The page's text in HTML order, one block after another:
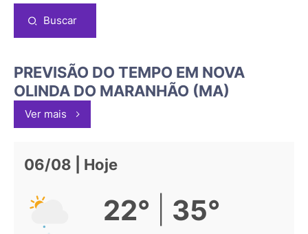
Buscar
PREVISÃO DO TEMPO EM NOVA
OLINDA DO MARANHÃO (MA)
Ver mais
06/08 | Hoje
22° 35°